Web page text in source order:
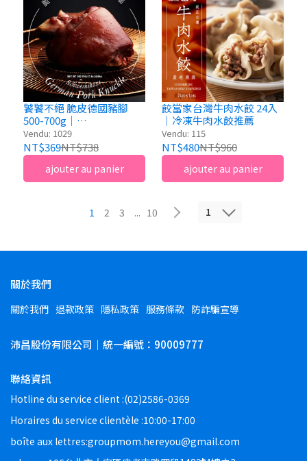
饕饕不絕 脆皮德國豬腳
500-700g｜
Schweinshaxe
Vendu: 1029
NT$369NT$738
ajouter au panier
餃當家台灣牛肉水餃 24入
｜冷凍牛肉水餃推薦
Vendu: 115
NT$480NT$960
ajouter au panier
1 2 3 ... 10 1
關於我們
關於我們 退款政策 隱私政策 服務條款 防詐騙宣導
沛昌股份有限公司｜統一編號：90009777
聯絡資訊
Hotline du service client :(02)2586-0369
Horaires du service clientèle :10:00-17:00
boîte aux lettres:groupmom.hereyou@gmail.com